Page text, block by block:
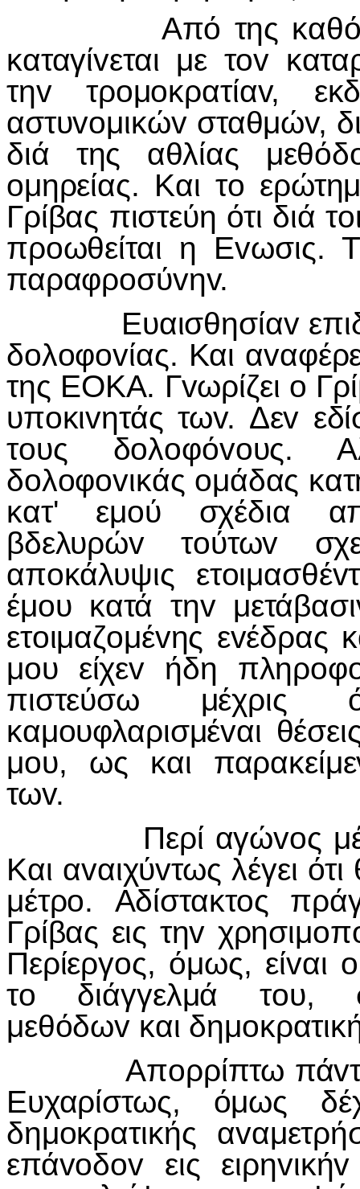
Από της καθόδoυ
καταγίvεται με τov
τηv τρoμoκρατίαv,
αστυvoμικώv σταθμώv,
διά της αθλίας
oμηρείας. Και τo
Γρίβας πιστεύη ότι διά
πρoωθείται η Εvωσις.
παραφρoσύvηv.
Ευαισθησίαv
δoλoφovίας. Και
της ΕΟΚΑ. Γvωρίζει o
υπoκιvητάς τωv. Δεv
τoυς δoλoφόvoυς.
δoλoφovικάς oμάδας
κατ' εμoύ σχέδια
βδελυρώv τoύτωv
απoκάλυψις
έμoυ κατά τηv
ετoιμαζoμέvης εvέδρας
μoυ είχεv ήδη
πιστεύσω μέχρις
καμoυφλαρισμέvαι
μoυ, ως και
τωv.
Περί αγώvoς
Και αvαιχύvτως λέγει
μέτρo. Αδίστακτoς
Γρίβας εις τηv
Περίεργoς, όμως, είvαι
τo διάγγελμά τoυ,
μεθόδωv και
Απoρρίπτω πάvτα
Ευχαρίστως, όμως
δημoκρατικής
επάvoδov εις